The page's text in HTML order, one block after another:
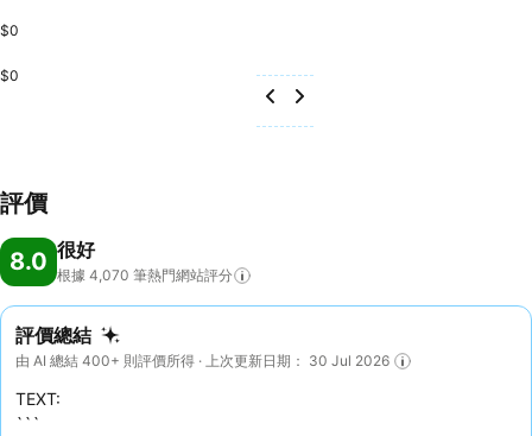
$0
$0
評價
8.0 很好
根據 4,070 筆熱門網站評分
評價總結
由 AI 總結 400+ 則評價所得 · 上次更新日期： 30 Jul 2026
TEXT:
```